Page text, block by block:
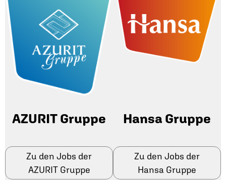
AZURIT Gruppe
Zu den Jobs der
AZURIT Gruppe
Hansa Gruppe
Zu den Jobs der
Hansa Gruppe